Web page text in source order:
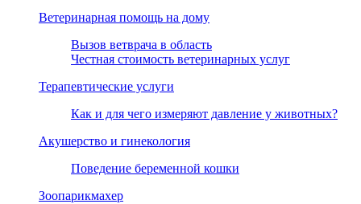
Ветеринарная помощь на дому
Вызов ветврача в область
Честная стоимость ветеринарных услуг
Терапевтические услуги
Как и для чего измеряют давление у животных?
Акушерство и гинекология
Поведение беременной кошки
Зоопарикмахер